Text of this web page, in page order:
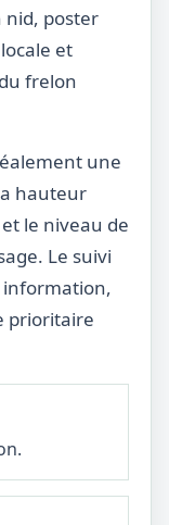
nid, poster
et
frelon
une
hauteur
le niveau de
Le suivi
information,
prioritaire